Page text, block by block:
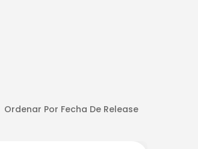
Ordenar Por Fecha De Release